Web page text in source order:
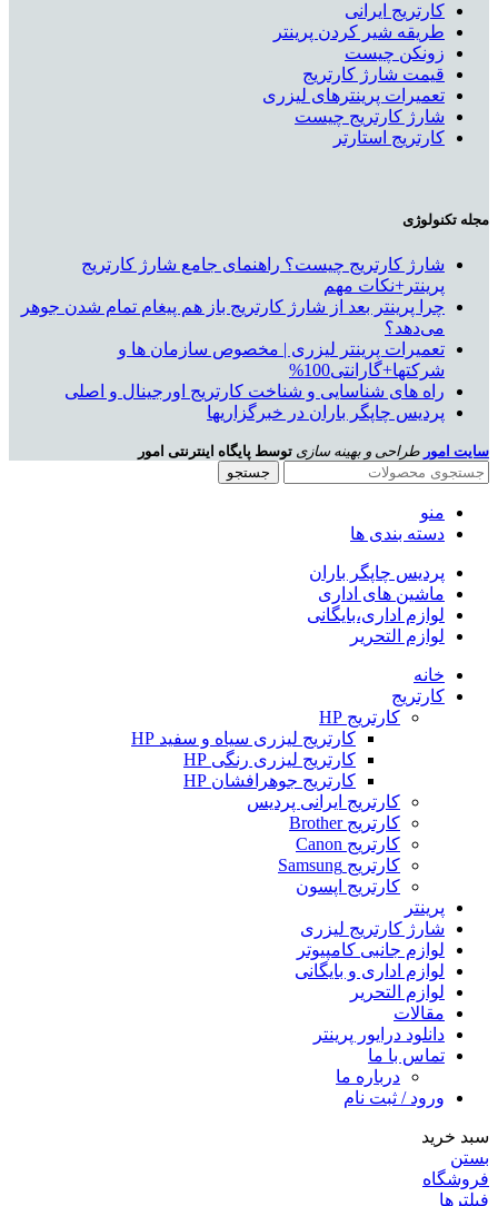
کارتریج ایرانی
طریقه شیر کردن پرینتر
زونکن چیست
قیمت شارژ کارتریج
تعمیرات پرینترهای لیزری
شارژ کارتریج چیست
کارتریج استارتر
مجله تکنولوژی
شارژ کارتریج چیست؟ راهنمای جامع شارژ کارتریج
پرینتر+نکات مهم
چرا پرینتر بعد از شارژ کارتریج باز هم پیغام تمام شدن جوهر
می‌دهد؟
تعمیرات پرینتر لیزری | مخصوص سازمان ها و
شرکتها+گارانتی100%
راه های شناسایی و شناخت کارتریج اورجینال و اصلی
پردیس چاپگر باران در خبرگزاریها
سایت امور طراحی و بهینه سازی توسط پایگاه اینترنتی امور
جستجو
منو
دسته بندی ها
پردیس چاپگر باران
ماشین های اداری
لوازم اداری،بایگانی
لوازم التحریر
خانه
کارتریج
کارتریج HP
کارتریج لیزری سیاه و سفید HP
کارتریج لیزری رنگی HP
کارتریج جوهرافشان HP
کارتریج ایرانی پردیس
کارتریج Brother
کارتریج Canon
کارتریج Samsung
کارتریج اپسون
پرینتر
شارژ کارتریج لیزری
لوازم جانبی کامپیوتر
لوازم اداری و بایگانی
لوازم التحریر
مقالات
دانلود درایور پرینتر
تماس با ما
درباره ما
ورود / ثبت نام
سبد خرید
بستن
فروشگاه
فیلترها